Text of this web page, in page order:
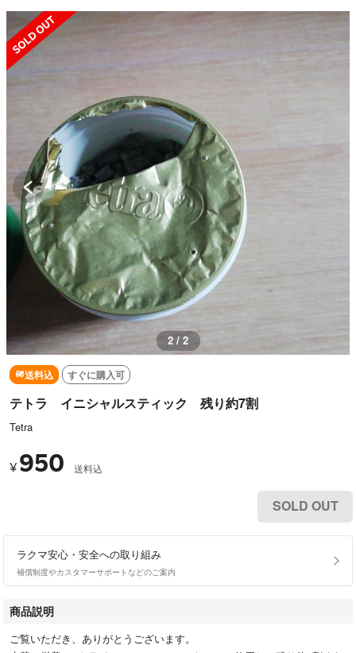
SOLD OUT
1 / 2
送料込 すぐに購入可
テトラ イニシャルスティック 残り約7割
Tetra
¥ 950 送料込
SOLD OUT
ラクマ安心・安全への取り組み
補償制度やカスタマーサポートなどのご案内
商品説明
ご覧いただき、ありがとうございます。